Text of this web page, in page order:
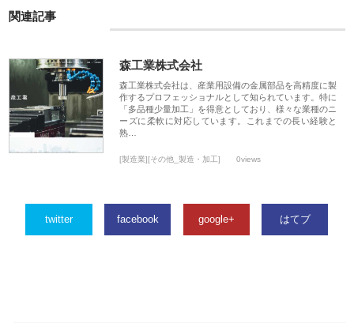
関連記事
森工業株式会社
森工業株式会社は、産業用設備の金属部品を高精度に製
作するプロフェッショナルとして知られています。特に
「多品種少量加工」を得意としており、様々な業種のニ
ーズに柔軟に対応しています。これまでの長い経験と
熟…
[製造業][その他_製造・加工] 0views
twitter facebook google+ はてブ